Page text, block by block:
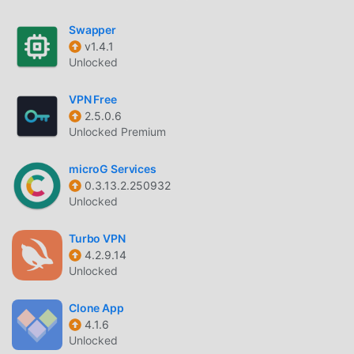
доступны и бесплатны для установки. Просто скачайте
клиент moddroid, вы можете загрузить и установить
мыши. Чего же вы ждете, скачайте moddroid прямо
сейчас!
Digital Easy Currency Convert Как популярное
приложение tools, его мощные функции привлекли
традиционными приложениями tools, Digital Easy
Currency Convert предоставляет более широкие
возможности и более мощные функции. Вам нужно
только загрузить и установить Digital Easy Currency
Convert 1.0.5, вы можете легко использовать все
функции, и это совершенно бесплатно! Кроме того,
Swapper
v1.4.1
Unlocked
VPN Free
2.5.0.6
Unlocked Premium
microG Services
0.3.13.2.250932
Unlocked
Turbo VPN
4.2.9.14
Unlocked
Clone App
4.1.6
Unlocked